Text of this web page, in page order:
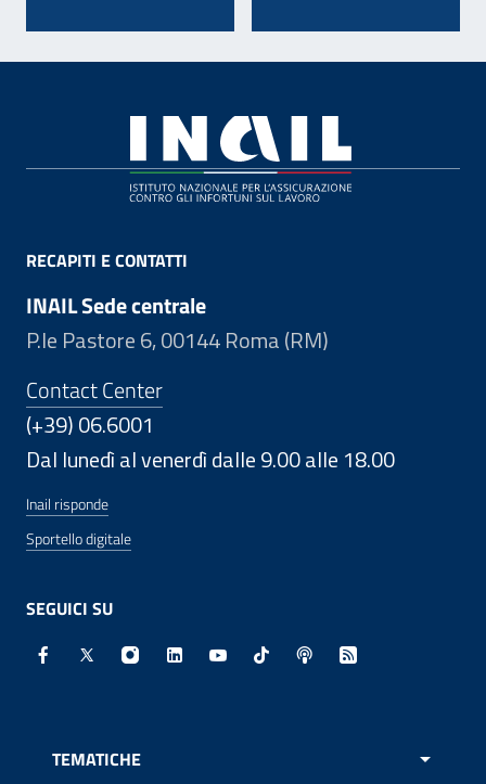
RECAPITI E CONTATTI
INAIL Sede centrale
P.le Pastore 6, 00144 Roma (RM)
Contact Center
(+39) 06.6001
Dal lunedì al venerdì dalle 9.00 alle 18.00
Inail risponde
Sportello digitale
SEGUICI SU
Facebook - Sito esterno - Apertura in nuova finestra
X - Sito esterno - Apertura in nuova finestra
Instagram - Sito esterno - Apertura in
Linkedin - Sito esterno - Apertura in
Youtube - Sito esterno -
TikTok - Sito esterno -
Spreaker - Sito
Feed RSS -
TEMATICHE